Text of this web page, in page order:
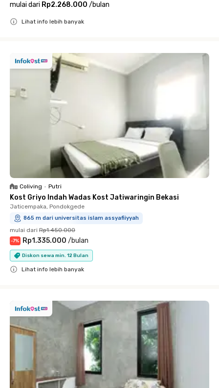
mulai dari Rp2.268.000 /bulan
Lihat info lebih banyak
Coliving • Putri
Kost Griyo Indah Wadas Kost Jatiwaringin Bekasi
Jaticempaka, Pondokgede
865 m dari universitas islam assyafiiyyah
mulai dari Rp1.450.000
-7% Rp1.335.000 /bulan
Diskon sewa min. 12 Bulan
Lihat info lebih banyak